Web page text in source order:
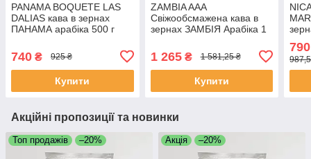
PANAMA BOQUETE LAS
DALIAS кава в зернах
ПАНАМА арабіка 500 г
Моносорт
740 ₴ 925 ₴
Купити
ZAMBIA AAA
Свіжообсмажена кава в
зернах ЗАМБІЯ Арабіка 1
1 265₴ 1 581,25 ₴
Купити
790
Акційні пропозиції та новинки
Топ продажів –20% Акція –20%